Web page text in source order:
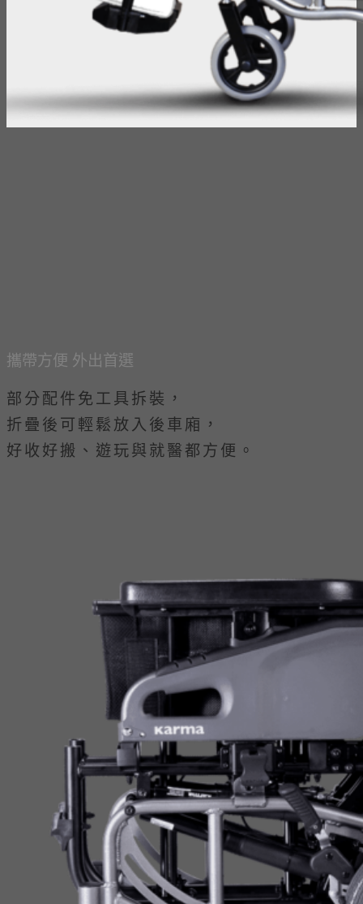
攜帶方便 外出首選
部分配件免工具拆裝，
折疊後可輕鬆放入後車廂，
好收好搬、遊玩與就醫都方便。